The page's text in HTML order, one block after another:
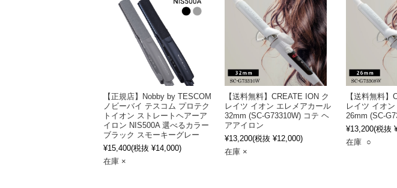
【正規店】Nobby by TESCOM
ノビーバイ テスコム プロテク
トイオン ストレートヘアーア
イロン NIS500A 選べるカラー
ブラック スモーキーグレー
¥15,400(税抜 ¥14,000)
在庫 ×
【送料無料】CREATE ION ク
レイツ イオン エレメアカール
32mm (SC-G73310W) コテ ヘ
アアイロン
¥13,200(税抜 ¥12,000)
在庫 ×
【送料無料】
レイツ イオ
26mm (SC-
¥13,200(税抜
在庫 ○